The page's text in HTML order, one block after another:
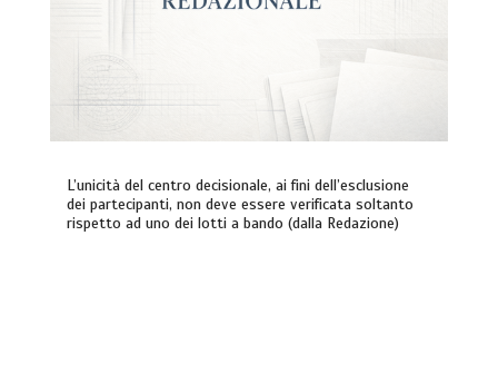
L’unicità del centro decisionale, ai fini dell’esclusione
dei partecipanti, non deve essere verificata soltanto
rispetto ad uno dei lotti a bando (dalla Redazione)